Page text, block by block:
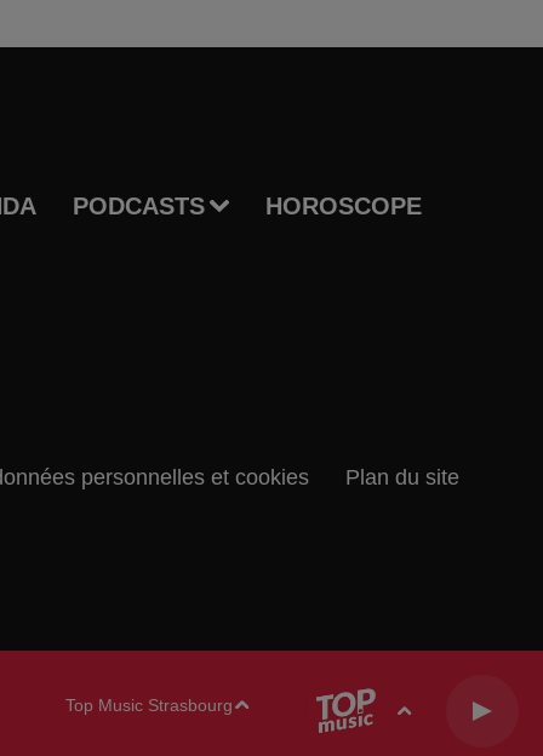
PODCASTS HOROSCOPE
Top Music Strasbourg
personnelles et cookies Plan du site